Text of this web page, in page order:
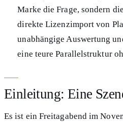
Marke die Frage, sondern
direkte Lizenzimport von
unabhängige Auswertung
eine teure Parallelstruktur
Einleitung: Eine
Es ist ein Freitagabend im